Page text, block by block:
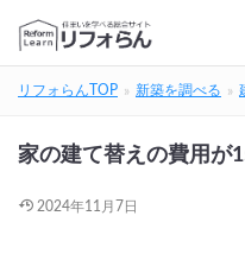
リフォらんTOP 新築を調べる
家の建て替えの費用が
2024年11月7日